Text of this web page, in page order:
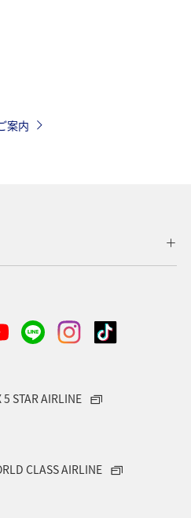
案内
5 STAR AIRLINE
CLASS AIRLINE